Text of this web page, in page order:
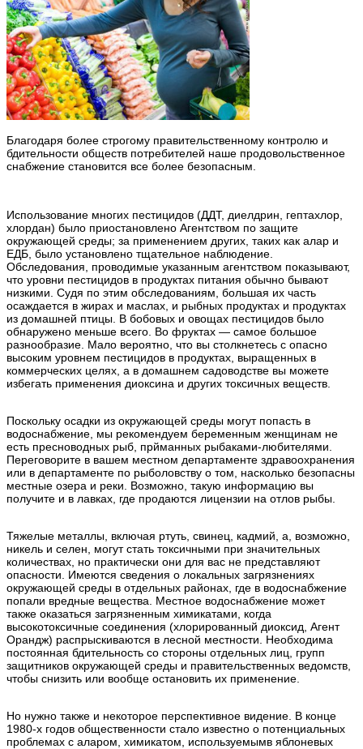
Благодаря более строгому правительственному контролю и
бдительности обществ потребителей наше продовольственное
снабжение становится все более безопасным.
Использование многих пестицидов (ДДТ, диелдрин, гептахлор,
хлордан) было приостановлено Агентством по защите
окружающей среды; за применением других, таких как алар и
ЕДБ, было установлено тщательное наблюдение.
Обследования, проводимые указанным агентством показывают,
что уровни пестицидов в продуктах питания обычно бывают
низкими. Судя по этим обследованиям, большая их часть
осаждается в жирах и маслах, и рыбных продуктах и продуктах
из домашней птицы. В бобовых и овощах пестицидов было
обнаружено меньше всего. Во фруктах — самое большое
разнообразие. Мало вероятно, что вы столкнетесь с опасно
высоким уровнем пестицидов в продуктах, выращенных в
коммерческих целях, а в домашнем садоводстве вы можете
избегать применения диоксина и других токсичных веществ.
Поскольку осадки из окружающей среды могут попасть в
водоснабжение, мы рекомендуем беременным женщинам не
есть пресноводных рыб, прйманных рыбаками-любителями.
Переговорите в вашем местном департаменте здравоохранения
или в департаменте по рыболовству о том, насколько безопасны
местные озера и реки. Возможно, такую информацию вы
получите и в лавках, где продаются лицензии на отлов рыбы.
Тяжелые металлы, включая ртуть, свинец, кадмий, а, возможно,
никель и селен, могут стать токсичными при значительных
количествах, но практически они для вас не представляют
опасности. Имеются сведения о локальных загрязнениях
окружающей среды в отдельных районах, где в водоснабжение
попали вредные вещества. Местное водоснабжение может
также оказаться загрязненным химикатами, когда
высокотоксичные соединения (хлорированный диоксид, Агент
Орандж) распрыскиваются в лесной местности. Необходима
постоянная бдительность со стороны отдельных лиц, групп
защитников окружающей среды и правительственных ведомств,
чтобы снизить или вообще остановить их применение.
Но нужно также и некоторое перспективное видение. В конце
1980-х годов общественности стало известно о потенциальных
проблемах с аларом, химикатом, используемымв яблоневых